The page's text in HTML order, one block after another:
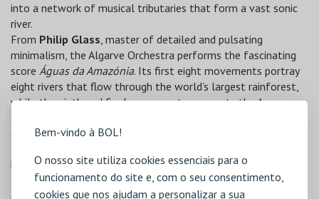
Bem-vindo à BOL!
O nosso site utiliza cookies essenciais para o
funcionamento do site e, com o seu consentimento,
cookies que nos ajudam a personalizar a sua
into a network of musical tributaries that form a vast sonic
river.
From Philip Glass, master of detailed and pulsating
minimalism, the Algarve Orchestra performs the fascinating
score Águas da Amazónia. Its first eight movements portray
eight rivers that flow through the world’s largest rainforest,
while the ninth and final movement represents the Amazon
central inspiration for the composer.
between music and the living force of rivers, reminding us
that what is as beautiful and precious as nature must be
cherished and protected.